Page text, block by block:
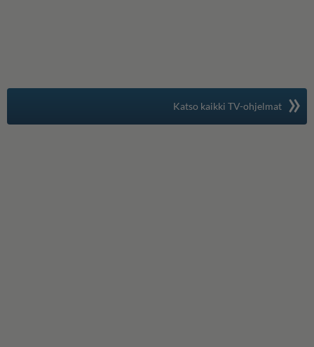
Katso kaikki TV-ohjelmat »